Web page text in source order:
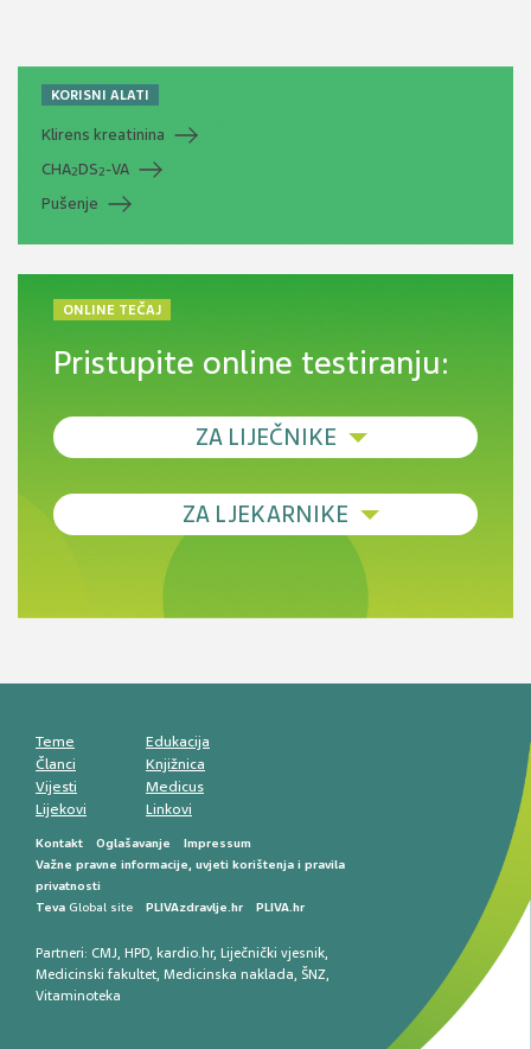
KORISNI ALATI
Klirens kreatinina
CHA2DS2-VA
Pušenje
ONLINE TEČAJ
Pristupite online testiranju:
ZA LIJEČNIKE
Debljina - od prevencije do personalizirane
Novi pogled na migrenu: komorbiditeti, spolne
razlike i nove terapije
smetnji do rane onkološke dijagnostike
ZA LJEKARNIKE
Antikoagulansi u ljekarničkoj praksi –
Teme
Članci
Vijesti
Lijekovi
Edukacija
Knjižnica
Medicus
Linkovi
Kontakt Oglašavanje
Impressum
Važne pravne informacije, uvjeti korištenja i pravila
privatnosti
Teva Global site PLIVAzdravlje.hr PLIVA.hr
Partneri: CMJ, HPD, kardio.hr, Liječnički vjesnik,
Medicinski fakultet, Medicinska naklada, ŠNZ,
Vitaminoteka